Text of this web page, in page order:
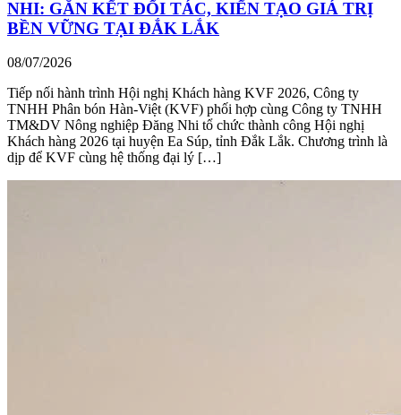
NHI: GẮN KẾT ĐỐI TÁC, KIẾN TẠO GIÁ TRỊ
BỀN VỮNG TẠI ĐẮK LẮK
08/07/2026
Tiếp nối hành trình Hội nghị Khách hàng KVF 2026, Công ty
TNHH Phân bón Hàn-Việt (KVF) phối hợp cùng Công ty TNHH
TM&DV Nông nghiệp Đăng Nhi tổ chức thành công Hội nghị
Khách hàng 2026 tại huyện Ea Súp, tỉnh Đắk Lắk. Chương trình là
dịp để KVF cùng hệ thống đại lý […]